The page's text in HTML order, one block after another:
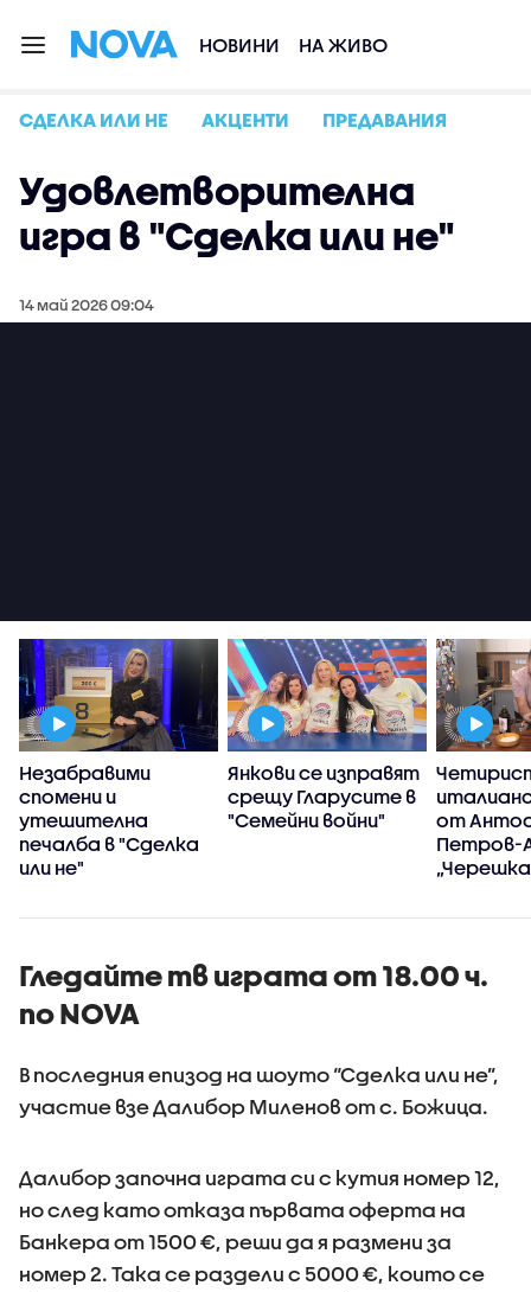
НОВИНИ НА ЖИВО
СДЕЛКА ИЛИ НЕ АКЦЕНТИ ПРЕДАВАНИЯ
Удовлетворителна
игра в "Сделка или не"
14 май 2026 09:04
Незабравими
спомени и
утешителна
печалба в "Сделка
или не"
Янкови се изправят
срещу Гларусите в
"Семейни войни"
от
Петров-
Гледайте тв играта от 18.00 ч.
по NOVA
В последния епизод на шоуто “Сделка или не”,
участие взе Далибор Миленов от с. Божица.
Далибор започна играта си с кутия номер 12,
но след като отказа първата оферта на
Банкера от 1500 €, реши да я размени за
номер 2. Така се раздели с 5000 €, които се